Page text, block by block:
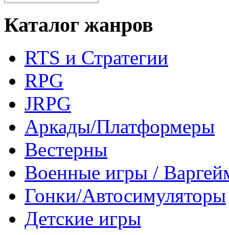
Каталог жанров
RTS и Стратегии
RPG
JRPG
Аркады/Платформеры
Вестерны
Военные игры /
Гонки/Автосимуляторы
Детские игры